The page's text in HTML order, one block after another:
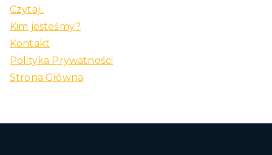
Czytaj..
Kim jesteśmy?
Kontakt
Polityka Prywatności
Strona Główna